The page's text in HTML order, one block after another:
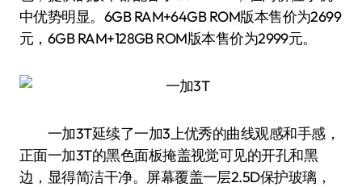
中优势明显。6GB RAM+64GB ROM版本售价为2699
元，6GB RAM+128GB ROM版本售价为2999元。
一加3T延续了一加3上优秀的曲线观感和手感，
正面一加3T的黑色面板掩盖视觉可见的开孔和黑
边，显得简洁干净。屏幕覆盖一层2.5D保护玻璃，